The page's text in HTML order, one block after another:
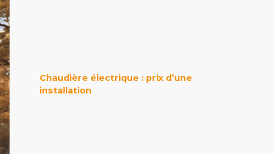
Chaudière électrique : prix d’une
installation